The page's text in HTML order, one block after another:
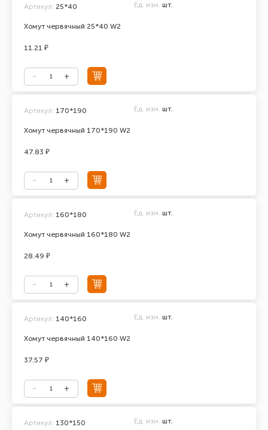
Хомут червячный 25*40 W2
Артикул: 25*40 Ед. изм. шт.
11.21 ₽
Хомут червячный 170*190 W2
Артикул: 170*190 Ед. изм. шт.
47.83 ₽
Хомут червячный 160*180 W2
Артикул: 160*180 Ед. изм. шт.
28.49 ₽
Хомут червячный 140*160 W2
Артикул: 140*160 Ед. изм. шт.
37.57 ₽
Артикул: 130*150 Ед. изм. шт.